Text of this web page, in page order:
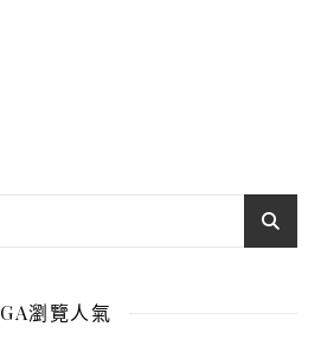
GA瀏覽人氣